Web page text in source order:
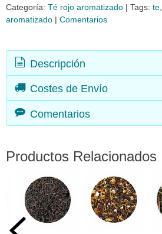
Categoría: Té rojo aromatizado | Tags: te
aromatizado | Comentarios
Descripción
Costes de Envío
Comentarios
Productos Relacionados